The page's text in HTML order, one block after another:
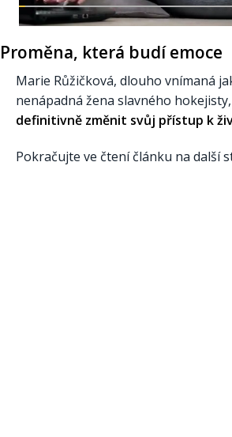
Proměna, která budí emoce
Marie Růžičková, dlouho vnímaná
nenápadná žena slavného hokejisty,
definitivně změnit svůj přístup k
Pokračujte ve čtení článku na další